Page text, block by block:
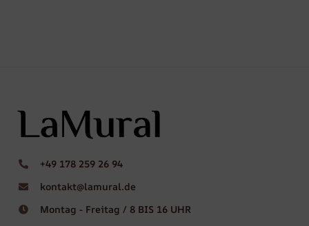
+49 178 259 26 94
kontakt@lamural.de
Montag - Freitag / 8 BIS 16 UHR